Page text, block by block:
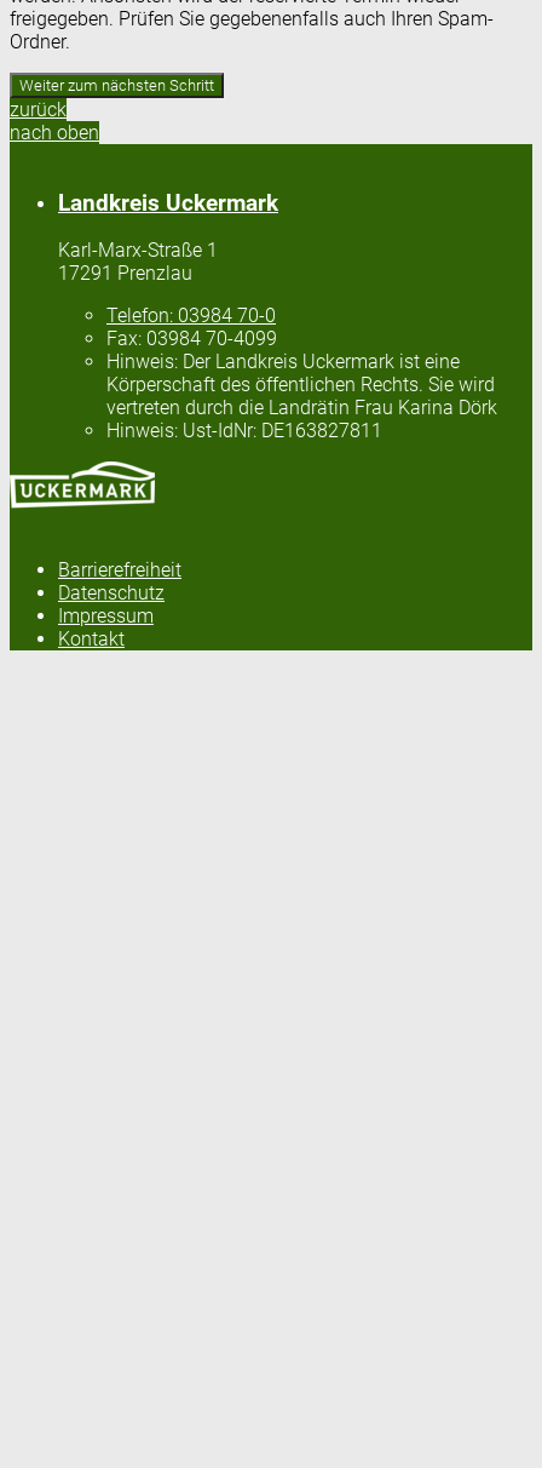
freigegeben. Prüfen Sie gegebenenfalls auch Ihren Spam-
Ordner.
zurück
nach oben
Landkreis Uckermark
Karl-Marx-Straße 1
17291 Prenzlau
Telefon: 03984 70-0
Fax: 03984 70-4099
Hinweis: Der Landkreis Uckermark ist eine
Körperschaft des öffentlichen Rechts. Sie wird
vertreten durch die Landrätin Frau Karina Dörk
Hinweis: Ust-IdNr: DE163827811
Barrierefreiheit
Datenschutz
Impressum
Kontakt